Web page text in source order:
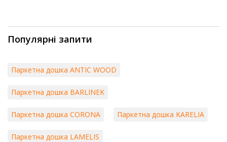
Популярні запити
Паркетна дошка ANTIC WOOD
Паркетна дошка BARLINEK
Паркетна дошка CORONA Паркетна дошка KARELIA
Паркетна дошка LAMELIS